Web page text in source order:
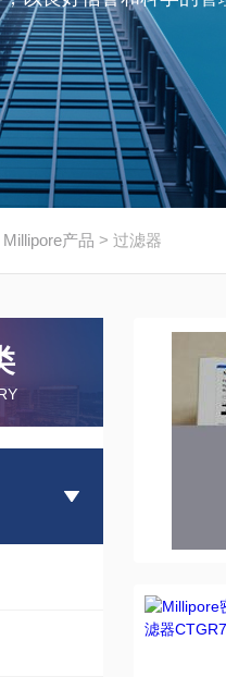
Millipore产品 > 过滤器